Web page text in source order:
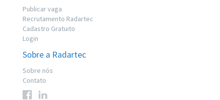
Publicar vaga
Recrutamento Radartec
Cadastro Gratuito
Login
Sobre a Radartec
Sobre nós
Contato